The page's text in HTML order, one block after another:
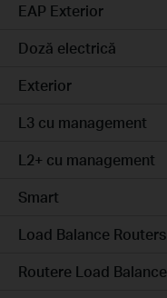
EAP Exterior
Doză electrică
Exterior
L3 cu management
L2+ cu management
Smart
Load Balance Routers
Routere Load Balance